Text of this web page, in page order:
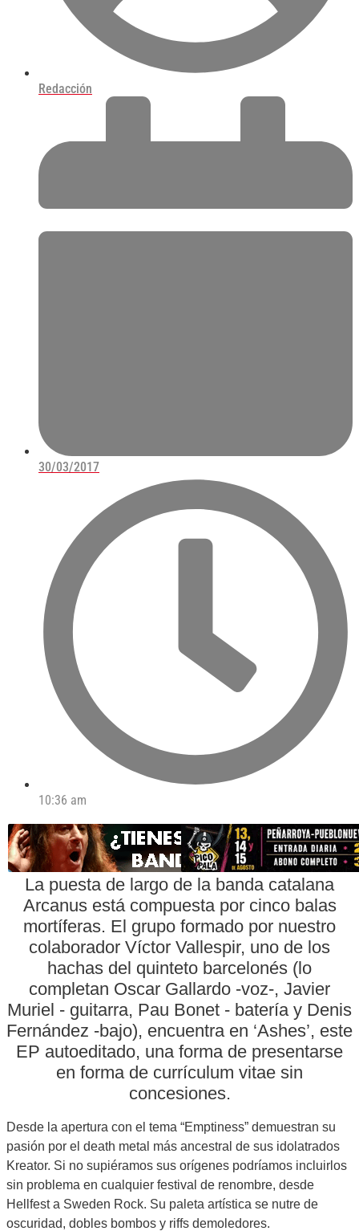
Redacción
30/03/2017
10:36 am
La puesta de largo de la banda catalana
Arcanus está compuesta por cinco balas
mortíferas. El grupo formado por nuestro
colaborador Víctor Vallespir, uno de los
hachas del quinteto barcelonés (lo
completan Oscar Gallardo -voz-, Javier
Muriel - guitarra, Pau Bonet - batería y Denis
Fernández -bajo), encuentra en ‘Ashes’, este
EP autoeditado, una forma de presentarse
en forma de currículum vitae sin
concesiones.
Desde la apertura con el tema “Emptiness” demuestran su
pasión por el death metal más ancestral de sus idolatrados
Kreator. Si no supiéramos sus orígenes podríamos incluirlos
sin problema en cualquier festival de renombre, desde
Hellfest a Sweden Rock. Su paleta artística se nutre de
oscuridad, dobles bombos y riffs demoledores.